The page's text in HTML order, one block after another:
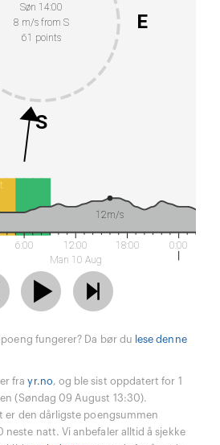
Søn 14:00
8 m/s from S
61 points
E
S
6:00
12:00
Man 10 Aug
18:00 0:00
12m/s
fungerer? Da bør du lese denne
frayr.no, og ble sist oppdatert for 1
(Søndag 09 August 13:30).
er den dårligste poengsummen
natt. Vi anbefaler alltid å sjekke